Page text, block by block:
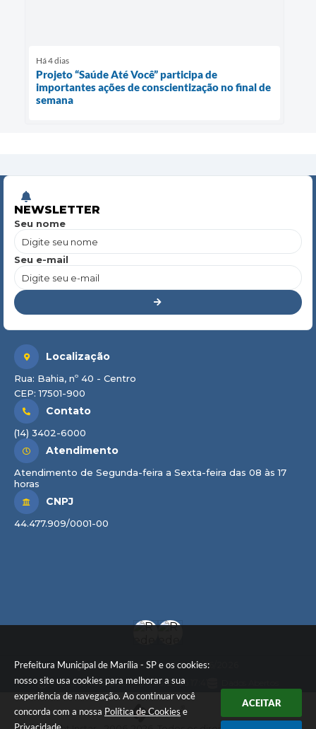
Prefeitura Municipal de Marília - SP e os cookies:
nosso site usa cookies para melhorar a sua
experiência de navegação. Ao continuar você
concorda com a nossa Política de Cookies e
ACEITAR
Há 4 dias
Projeto “Saúde Até Você” participa de
importantes ações de conscientização no final de
semana
NEWSLETTER
Seu nome
Seu e-mail
Localização
Rua: Bahia, nº 40 - Centro
CEP: 17501-900
Contato
(14) 3402-6000
Atendimento
Atendimento de Segunda-feira a Sexta-feira das 08 às 17
horas
CNPJ
44.477.909/0001-00
Versão do Sistema: 3.5.3 - 19/06/2026
Portal atualizado em:07/08/2026 17:41